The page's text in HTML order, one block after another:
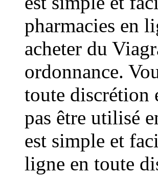
pharmacies en
acheter du
ordonnance.
toute discrétion
pas être utilisé
est simple et
ligne en toute